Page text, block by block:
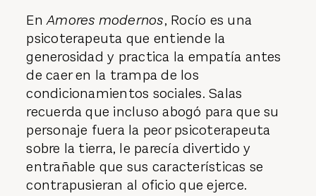
EnAmores modernos, Rocío es una
psicoterapeuta que entiende la
generosidad y practica la empatía antes
de caer en la trampa de los
condicionamientos sociales. Salas
recuerda que incluso abogó para que su
personaje fuera la peor psicoterapeuta
sobre la tierra, le parecía divertido y
entrañable que sus características se
contrapusieran al oficio que ejerce.